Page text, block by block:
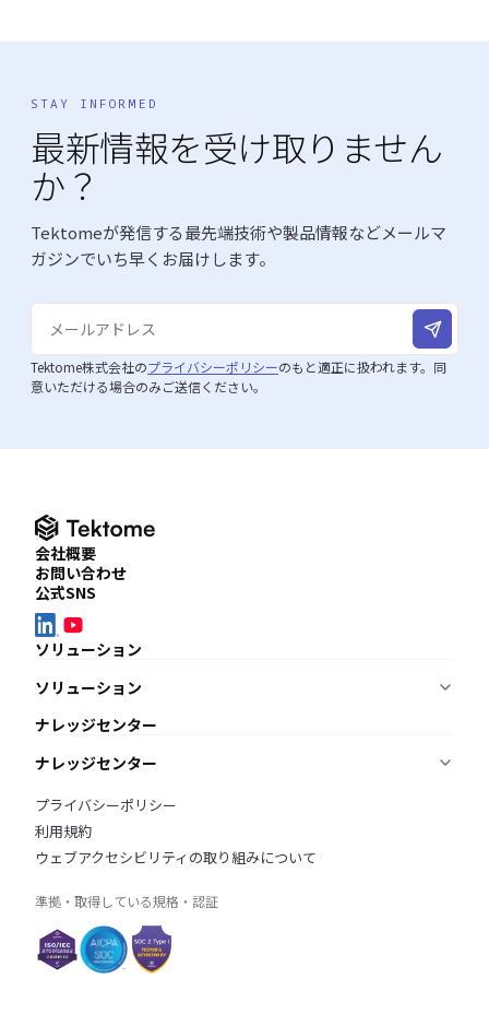
STAY INFORMED
最新情報を受け取りません
か？
Tektomeが発信する最先端技術や製品情報などメールマ
ガジンでいち早くお届けします。
Tektome株式会社のプライバシーポリシーのもと適正に扱われます。同
意いただける場合のみご送信ください。
会社概要
お問い合わせ
公式SNS
ソリューション
ソリューション
ナレッジを蓄積・共有したい
KnowledgeBuilder
適用要件を調査・管理したい
ReqManager
AI BIM Checker
オンラインデモ
ナレッジセンター
ナレッジセンター
ニュース
ブログ
よくあるご質問
プライバシーポリシー
利用規約
ウェブアクセシビリティの取り組みについて
準拠・取得している規格・認証